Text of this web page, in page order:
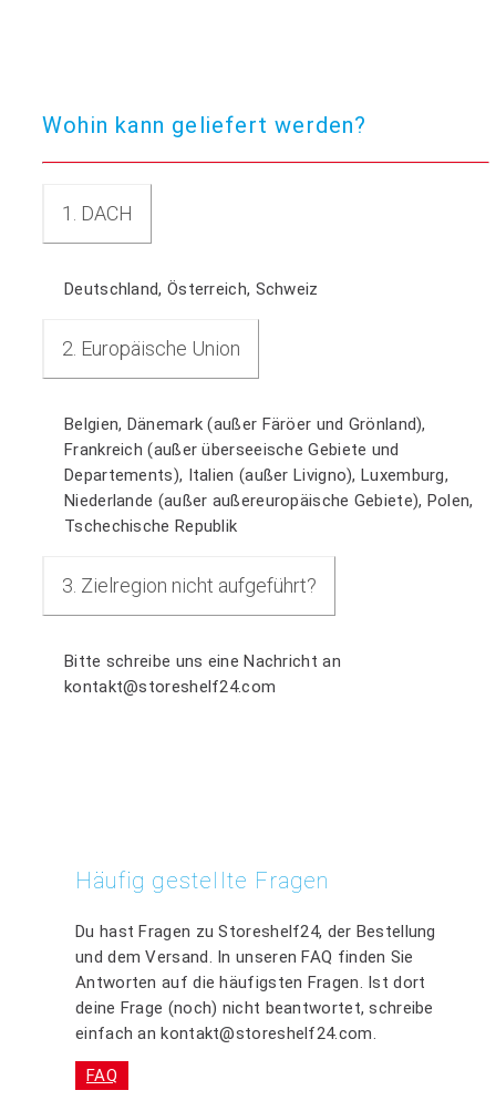
Wohin kann geliefert werden?
1. DACH
Deutschland, Österreich, Schweiz
2. Europäische Union
Belgien, Dänemark (außer Färöer und Grönland),
Frankreich (außer überseeische Gebiete und
Departements), Italien (außer Livigno), Luxemburg,
Niederlande (außer außereuropäische Gebiete), Polen,
Tschechische Republik
3. Zielregion nicht aufgeführt?
Bitte schreibe uns eine Nachricht an
kontakt@storeshelf24.com
Häufig gestellte Fragen
Du hast Fragen zu Storeshelf24, der Bestellung
und dem Versand. In unseren FAQ finden Sie
Antworten auf die häufigsten Fragen. Ist dort
deine Frage (noch) nicht beantwortet, schreibe
einfach an kontakt@storeshelf24.com.
FAQ